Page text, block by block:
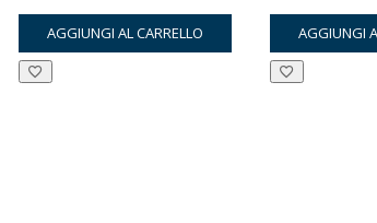
prezzo
originale
prezzo
attuale
AGGIUNGI AL CARRELLO AGGIUNGI